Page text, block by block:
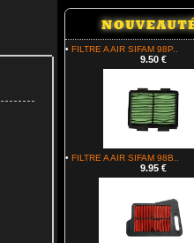
• FILTRE A AIR SIFAM 98P..
9.50 €
• FILTRE A AIR SIFAM 98B..
9.95 €